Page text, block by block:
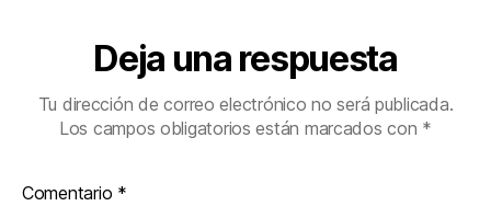
Deja una respuesta
Tu dirección de correo electrónico no será publicada.
Los campos obligatorios están marcados con *
Comentario *